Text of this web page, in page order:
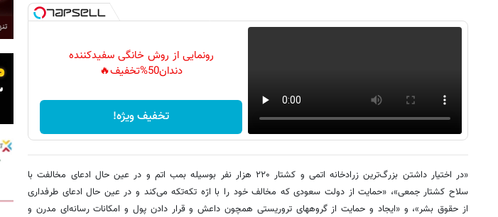
رونمایی از روش خانگی سفیدکننده
دندان50%تخفیف🔥
تخفیف ویژه!
«در اختیار داشتن بزرگ‌ترین زرادخانه اتمی و کشتار ۲۲۰ هزار نفر بوسیله بمب اتم و در عین حال ادعای مخالفت با
سلاح کشتار جمعی»، «حمایت از دولت سعودی که مخالف خود را با ارّه تکه‌تکه می‌کند و در عین حال ادعای طرفداری
از حقوق بشر»، و «ایجاد و حمایت از گروههای تروریستی همچون داعش و قرار دادن پول و امکانات رسانه‌ای مدرن و